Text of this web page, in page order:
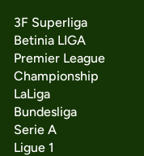
3F Superliga
Betinia LIGA
Premier League
Championship
LaLiga
Bundesliga
Serie A
Ligue 1